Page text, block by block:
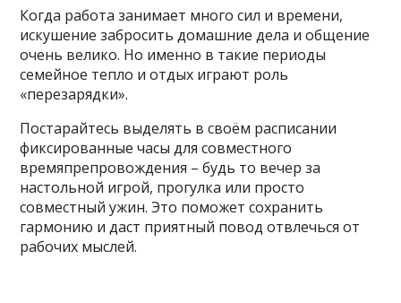
Когда работа занимает много сил и времени,
искушение забросить домашние дела и общение
очень велико. Но именно в такие периоды
семейное тепло и отдых играют роль
«перезарядки».
Постарайтесь выделять в своём расписании
фиксированные часы для совместного
времяпрепровождения – будь то вечер за
настольной игрой, прогулка или просто
совместный ужин. Это поможет сохранить
гармонию и даст приятный повод отвлечься от
рабочих мыслей.